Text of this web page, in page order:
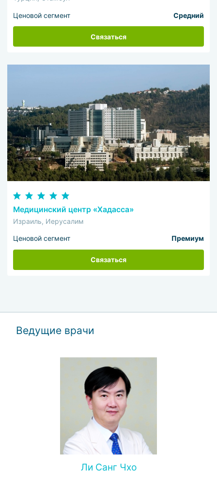
Ценовой сегмент Средний
Связаться
Медицинский центр «Хадасса»
Израиль, Иерусалим
Ценовой сегмент Премиум
Связаться
Ведущие врачи
Ли Санг Чхо